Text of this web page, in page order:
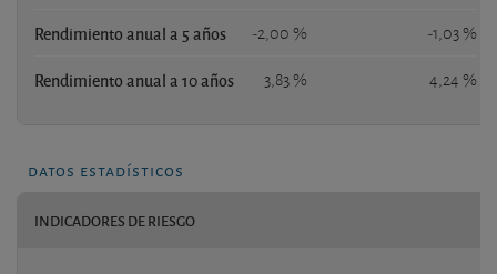
Rendimiento anual a 5 años -2,00 % -1,03 %
Rendimiento anual a 10 años 3,83 % 4,24 %
datos estadísticos
INDICADORES DE RIESGO